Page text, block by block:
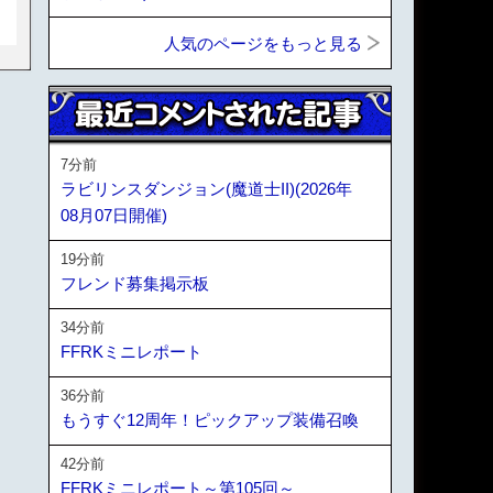
人気のページをもっと見る
7分前
ラビリンスダンジョン(魔道士II)(2026年
08月07日開催)
19分前
フレンド募集掲示板
34分前
FFRKミニレポート
36分前
もうすぐ12周年！ピックアップ装備召喚
42分前
FFRKミニレポート～第105回～